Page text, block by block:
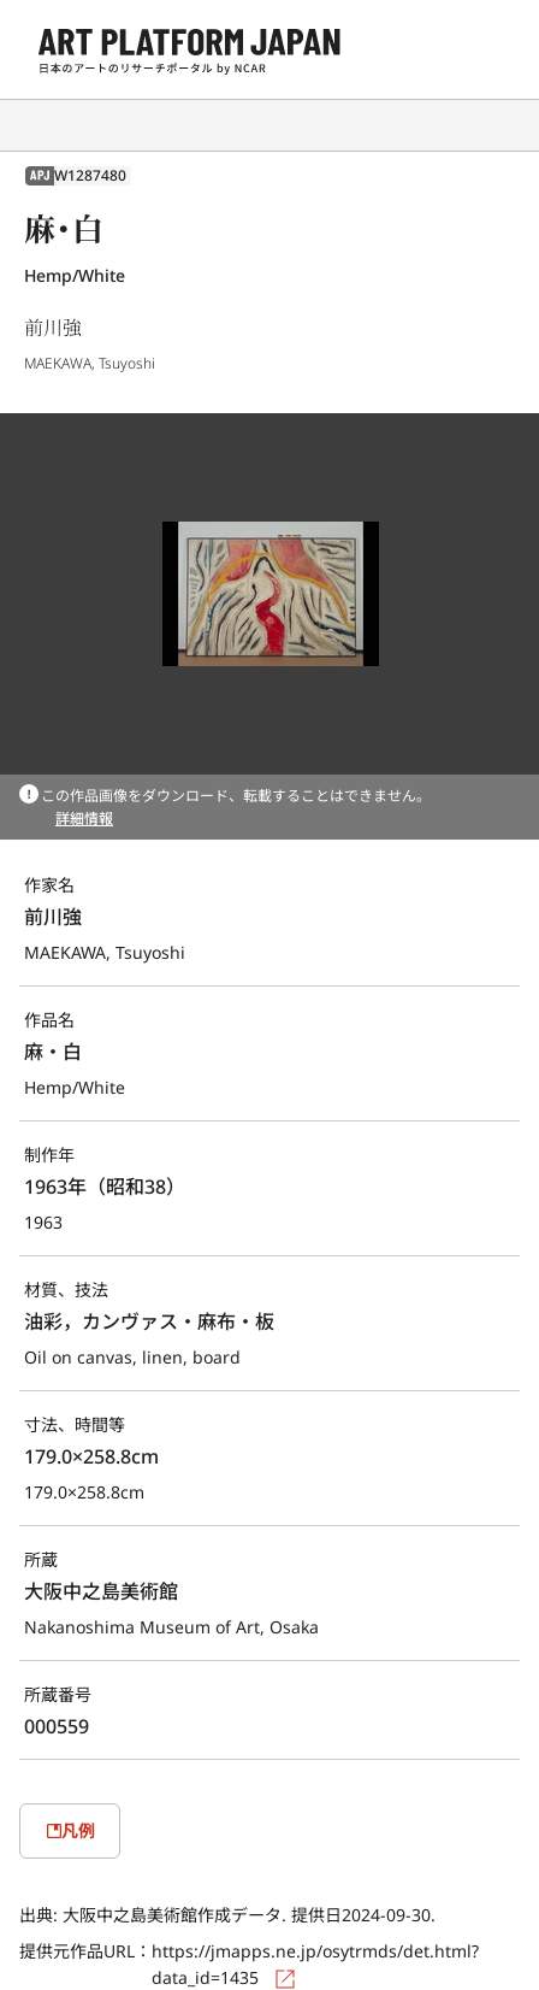
APJ W1287480
麻・白
Hemp/White
前川強
MAEKAWA, Tsuyoshi
この作品画像をダウンロード、転載することはできません。
詳細情報
作家名
前川強
MAEKAWA, Tsuyoshi
作品名
麻・白
Hemp/White
制作年
1963年（昭和38）
1963
材質、技法
油彩，カンヴァス・麻布・板
Oil on canvas, linen, board
寸法、時間等
179.0×258.8cm
179.0×258.8cm
所蔵
大阪中之島美術館
Nakanoshima Museum of Art, Osaka
所蔵番号
000559
凡例
出典: 大阪中之島美術館作成データ. 提供日2024-09-30.
提供元作品URL： https://jmapps.ne.jp/osytrmds/det.html?
data_id=1435